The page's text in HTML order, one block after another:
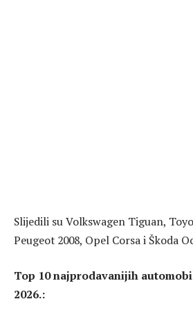
Slijedili su Volkswagen Tiguan,
Peugeot 2008, Opel Corsa i Škoda
Top 10 najprodavanijih
2026.: